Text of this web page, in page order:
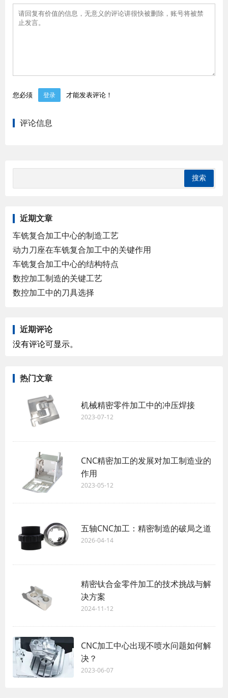
您必须 登录 才能发表评论！
评论信息
近期文章
车铣复合加工中心的制造工艺
动力刀座在车铣复合加工中的关键作用
车铣复合加工中心的结构特点
数控加工制造的关键工艺
数控加工中的刀具选择
近期评论
没有评论可显示。
热门文章
机械精密零件加工中的冲压焊接
2023-07-12
CNC精密加工的发展对加工制造业的
作用
2023-05-12
五轴CNC加工：精密制造的破局之道
2026-04-14
精密钛合金零件加工的技术挑战与解
决方案
2024-11-12
CNC加工中心出现不喷水问题如何解
决？
2023-06-07